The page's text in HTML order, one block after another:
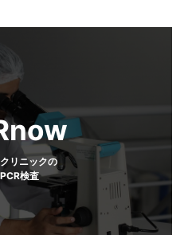
リニックの
検査